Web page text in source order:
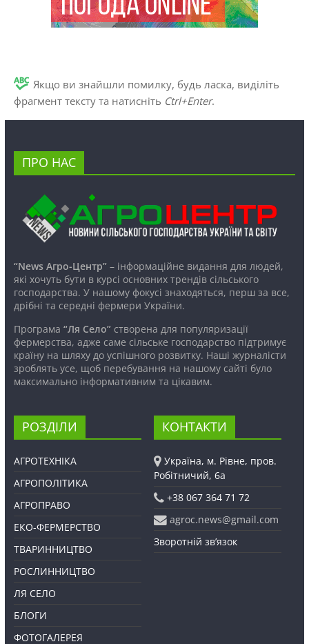
Якщо ви знайшли помилку, будь ласка, виділіть
фрагмент тексту та натисніть Ctrl+Enter.
ПРО НАС
“News Агро-Центр”– інформаційне видання для людей,
які хочуть бути в курсі основних трендів сільського
господарства. У нашому фокусі знаходяться, перш за все,
дрібні та середні фермери України.
Програма “Ля Село”створена для популяризації
фермерства, адже саме сільське господарство підтримує
країну на шляху до успішного розвитку. Наші журналісти
зроблять усе, щоб перебування на нашому сайті було
максимально інформативним та цікавим.
РОЗДІЛИ
АГРОТЕХНІКА
АГРОПОЛІТИКА
АГРОПРАВО
ЕКО-ФЕРМЕРСТВО
ТВАРИННИЦТВО
РОСЛИННИЦТВО
ЛЯ СЕЛО
БЛОГИ
ФОТОГАЛЕРЕЯ
КОНТАКТИ
Україна, м. Рівне, пров.
Робітничий, 6а
+38 067 364 71 72
agroc.news@gmail.com
Зворотній зв’язок